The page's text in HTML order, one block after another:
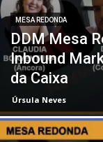
MESA REDONDA
DDM Mesa
Inbound
da Caixa
Úrsula Neves